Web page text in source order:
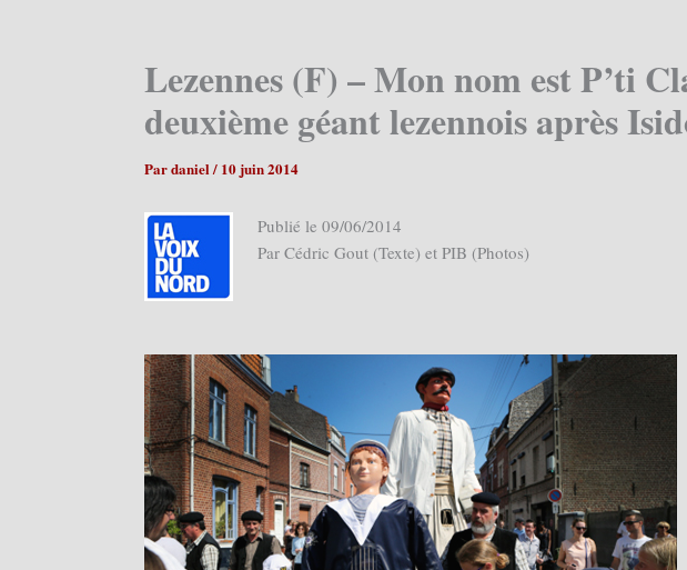
Lezennes (F) – Mon nom est P’ti
deuxième géant lezennois après
Pardaniel / 10 juin 2014
Publié le 09/06/2014
Par Cédric Gout (Texte) et PIB (Photos)